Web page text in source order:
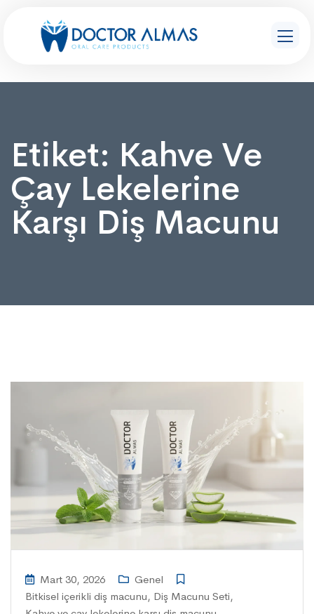
Etiket: Kahve Ve
Çay Lekelerine
Karşı Diş Macunu
Mart 30, 2026
Genel
Bitkisel içerikli diş macunu, Diş Macunu Seti,